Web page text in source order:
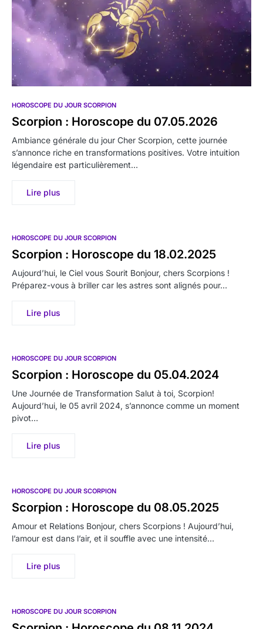
HOROSCOPE DU JOUR SCORPION
Scorpion : Horoscope du 07.05.2026
Ambiance générale du jour Cher Scorpion, cette journée
s’annonce riche en transformations positives. Votre intuition
légendaire est particulièrement…
Lire plus
HOROSCOPE DU JOUR SCORPION
Scorpion : Horoscope du 18.02.2025
Aujourd’hui, le Ciel vous Sourit Bonjour, chers Scorpions !
Préparez-vous à briller car les astres sont alignés pour…
Lire plus
HOROSCOPE DU JOUR SCORPION
Scorpion : Horoscope du 05.04.2024
Une Journée de Transformation Salut à toi, Scorpion!
Aujourd’hui, le 05 avril 2024, s’annonce comme un moment
pivot…
Lire plus
HOROSCOPE DU JOUR SCORPION
Scorpion : Horoscope du 08.05.2025
Amour et Relations Bonjour, chers Scorpions ! Aujourd’hui,
l’amour est dans l’air, et il souffle avec une intensité…
Lire plus
HOROSCOPE DU JOUR SCORPION